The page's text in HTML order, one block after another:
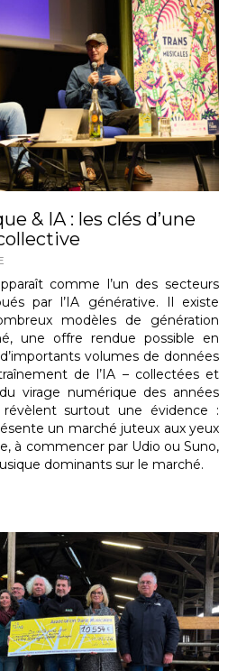
& IA : les clés d’une
comme l’un des secteurs
par l’IA générative. Il existe
modèles de génération
une offre rendue possible en
volumes de données
de l’IA – collectées et
virage numérique des années
révèlent surtout une évidence :
un marché juteux aux yeux
à commencer par Udio ou Suno,
dominants sur le marché.